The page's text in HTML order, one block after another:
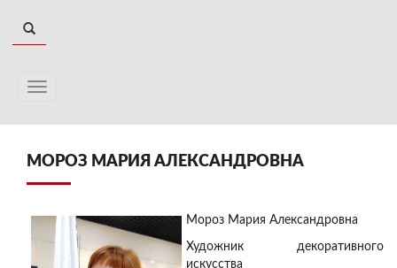
МОРОЗ МАРИЯ АЛЕКСАНДРОВНА
Мороз Мария Александровна
Художник декоративного
искусства